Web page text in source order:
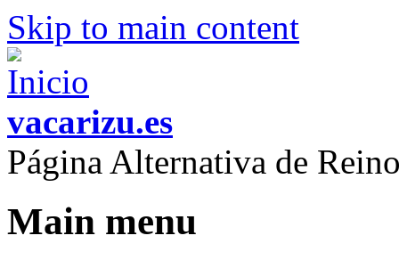
Skip to main content
vacarizu.es
Página Alternativa de
Main menu